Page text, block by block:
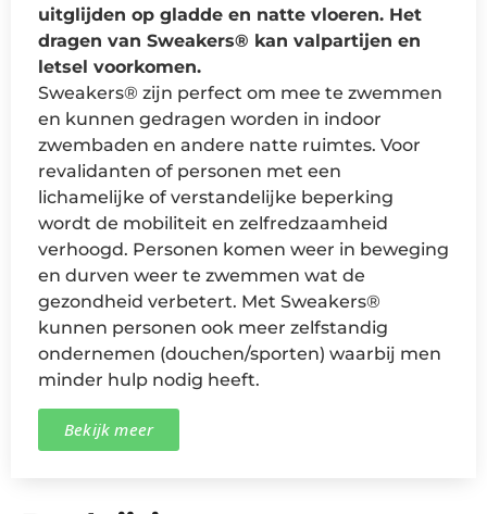
uitglijden op gladde en natte vloeren. Het
dragen van Sweakers® kan valpartijen en
letsel voorkomen.
Sweakers® zijn perfect om mee te zwemmen
en kunnen gedragen worden in indoor
zwembaden en andere natte ruimtes. Voor
revalidanten of personen met een
lichamelijke of verstandelijke beperking
wordt de mobiliteit en zelfredzaamheid
verhoogd. Personen komen weer in beweging
en durven weer te zwemmen wat de
gezondheid verbetert. Met Sweakers®
kunnen personen ook meer zelfstandig
ondernemen (douchen/sporten) waarbij men
minder hulp nodig heeft.
Bekijk meer